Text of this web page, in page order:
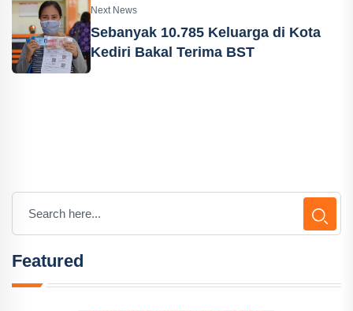
Next News
Sebanyak 10.785 Keluarga di Kota
Kediri Bakal Terima BST
Featured